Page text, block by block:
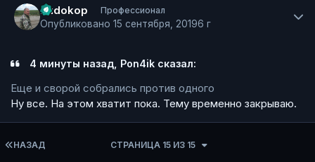
Rudokop Профессионал
Опубликовано 15 сентября, 20196 г
4 минуты назад, Pon4ik сказал:
Еще и сворой собрались против одного
Ну все. На этом хватит пока. Тему временно закрываю.
ПЕРВАЯ СТРАНИЦА
НАЗАД СТРАНИЦА 15 ИЗ 15